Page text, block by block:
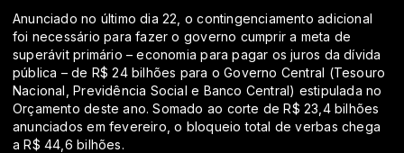
Anunciado no último dia 22, o contingenciamento adicional
foi necessário para fazer o governo cumprir a meta de
superávit primário – economia para pagar os juros da dívida
pública – de R$ 24 bilhões para o Governo Central (Tesouro
Nacional, Previdência Social e Banco Central) estipulada no
Orçamento deste ano. Somado ao corte de R$ 23,4 bilhões
anunciados em fevereiro, o bloqueio total de verbas chega
a R$ 44,6 bilhões.